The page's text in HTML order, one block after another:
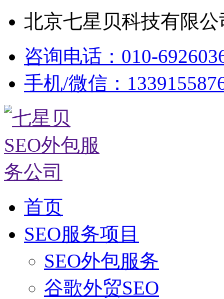
北京七星贝科技有限
咨询电话：010-
手机/微信：
首页
SEO服务项目
SEO外包服务
谷歌外贸SEO